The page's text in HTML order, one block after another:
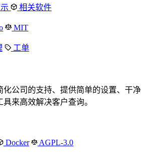
示 相关软件
MIT
工单
化公司的支持、提供简单的设置、干净
来高效解决客户查询。
Docker AGPL-3.0